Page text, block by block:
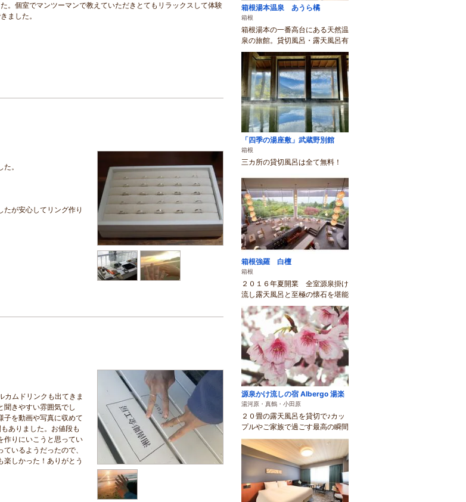
。個室でマンツーマンで教えていただきとてもリラックスして体験
ました。
。
が安心してリング作り
カムドリンクも出てきま
聞きやすい雰囲気でし
子を動画や写真に収めて
ありました。お値段も
作りにいこうと思ってい
いるようだったので、
しかった！ありがとう
箱根湯本温泉 あうら橘
箱根
箱根湯本の一番高台にある天然温
泉の旅館。貸切風呂・露天風呂有
「四季の湯座敷」武蔵野別館
箱根
三カ所の貸切風呂は全て無料！
箱根強羅 白檀
箱根
２０１６年夏開業 全室源泉掛け
流し露天風呂と至極の懐石を堪能
源泉かけ流しの宿 Albergo 湯楽
湯河原・真鶴・小田原
２０畳の露天風呂を貸切で♪カッ
プルやご家族で過ごす最高の瞬間